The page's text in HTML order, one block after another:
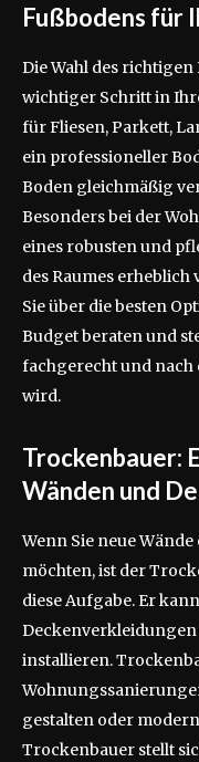
Fußbodens für
Die Wahl des
wichtiger Schritt in
für Fliesen, Parkett,
ein professioneller
Boden gleichmäßig
Besonders bei der
eines robusten und
des Raumes
Sie über die besten
Budget beraten und
fachgerecht und nach
wird.
Trockenbauer:
Wänden und
Wenn Sie neue
möchten, ist der
diese Aufgabe. Er
installieren.
gestalten oder
Trockenbauer stellt